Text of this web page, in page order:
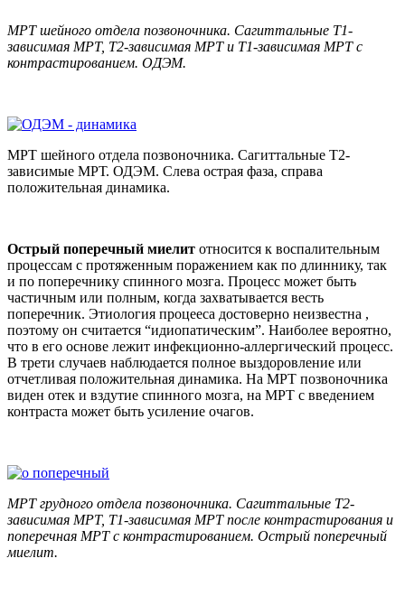
МРТ шейного отдела позвоночника. Сагиттальные Т1-
зависимая МРТ, Т2-зависимая МРТ и Т1-зависимая МРТ с
контрастированием. ОДЭМ.
МРТ шейного отдела позвоночника. Сагиттальные Т2-
зависимые МРТ. ОДЭМ. Слева острая фаза, справа
положительная динамика.
Острый поперечный миелит относится к воспалительным
процессам с протяженным поражением как по длиннику, так
и по поперечнику спинного мозга. Процесс может быть
частичным или полным, когда захватывается весть
поперечник. Этиология процееса достоверно неизвестна ,
поэтому он считается “идиопатическим”. Наиболее вероятно,
что в его основе лежит инфекционно-аллергический процесс.
В трети случаев наблюдается полное выздоровление или
отчетливая положительная динамика. На МРТ позвоночника
виден отек и вздутие спинного мозга, на МРТ с введением
контраста может быть усиление очагов.
МРТ грудного отдела позвоночника. Сагиттальные Т2-
зависимая МРТ, Т1-зависимая МРТ после контрастирования и
поперечная МРТ с контрастированием. Острый поперечный
миелит.